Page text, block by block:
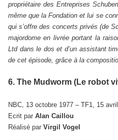
propriétaire des Entreprises
même que la Fondation et lui se
qui s’offre des concerts privés (de
majordome en livrée portant la
Ltd dans le dos et d’un assistant
de cet épisode, grâce à la
6. The Mudworm (Le robot
NBC, 13 octobre 1977 – TF1, 15
Ecrit par Alan Caillou
Réalisé par Virgil Vogel